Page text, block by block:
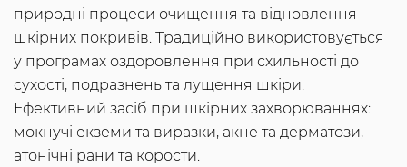
природні процеси очищення та відновлення
шкірних покривів. Традиційно використовується
у програмах оздоровлення при схильності до
сухості, подразнень та лущення шкіри.
Ефективний засіб при шкірних захворюваннях:
мокнучі екземи та виразки, акне та дерматози,
атонічні рани та корости.